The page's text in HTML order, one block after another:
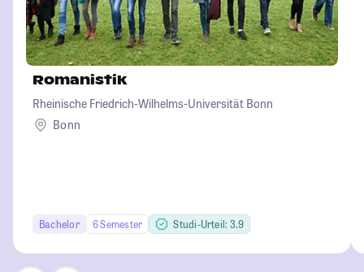
Romanistik
Rheinische Friedrich-Wilhelms-Universität Bonn
Bonn
Bachelor 6 Semester Studi-Urteil: 3.9